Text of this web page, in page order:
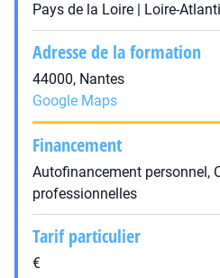
Pays de la Loire | Loire-
Adresse de la formation
44000, Nantes
Google Maps
Financement
Autofinancement personnel,
professionnelles
Tarif particulier
€